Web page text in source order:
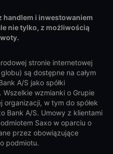
handlem i inwestowaniem
nie tylko, z możliwością
stronie internetowej
są dostępne na całym
A/S jako spółki
wzmianki o Grupie
organizacji, w tym do spółek
Bank A/S. Umowy z klientami
Saxo w oparciu o
przez obowiązujące
podmiotu.